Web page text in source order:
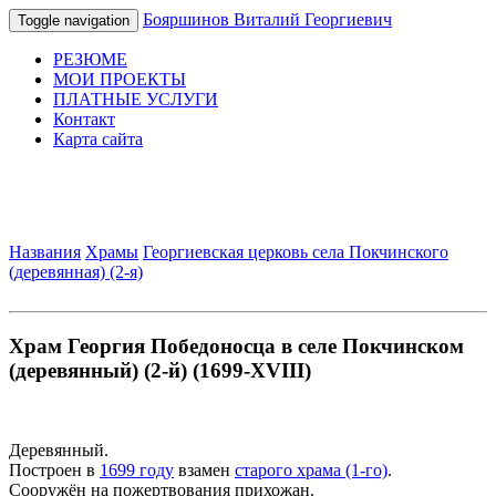
Toggle navigation Бояршинов Виталий Георгиевич
РЕЗЮМЕ
МОИ ПРОЕКТЫ
ПЛАТНЫЕ УСЛУГИ
Контакт
Карта сайта
Названия Храмы Георгиевская церковь села Покчинского
(деревянная) (2-я)
Храм Георгия Победоносца в селе Покчинском
(деревянный) (2-й) (1699-XVIII)
Деревянный.
Построен в 1699 году взамен старого храма (1-го).
Сооружён на пожертвования прихожан.